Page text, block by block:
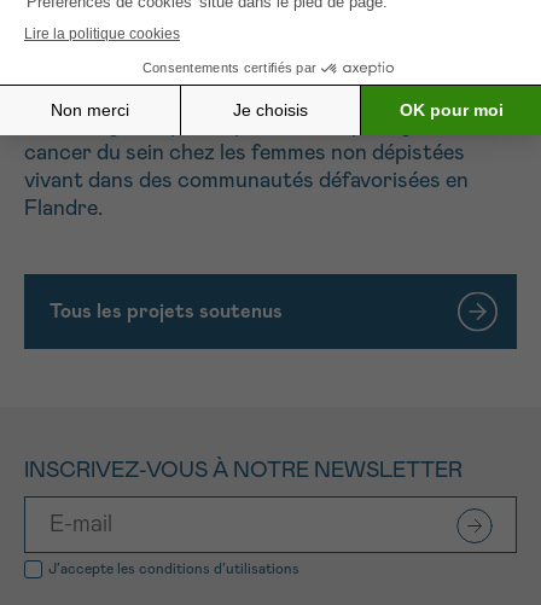
promouvoir la santé et l’accès aux soins. À notre
connaissance, ce projet sera le premier à tester
une intervention basée sur les ASC pour
screening et la participation au dépistage du
cancer du sein chez les femmes non dépistées
vivant dans des communautés défavorisées en
Flandre.
Tous les projets soutenus
INSCRIVEZ-VOUS À NOTRE NEWSLETTER
J’accepte les conditions d’utilisations